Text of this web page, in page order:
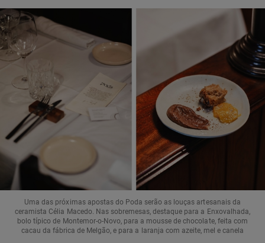
Uma das próximas apostas do Poda serão as louças artesanais da
ceramista Célia Macedo. Nas sobremesas, destaque para a Enxovalhada,
bolo típico de Montemor-o-Novo, para a mousse de chocolate, feita com
cacau da fábrica de Melgão, e para a laranja com azeite, mel e canela